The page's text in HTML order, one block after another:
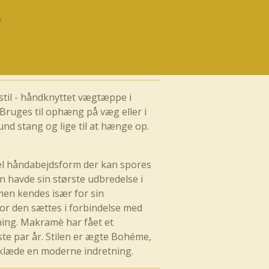
- håndknyttet vægtæppe i
til ophæng på væg eller i
stang og lige til at hænge op.
håndabejdsform der kan spores
havde sin største udbredelse i
kendes især for sin
den sættes i forbindelse med
Makramè har fået et
par år. Stilen er ægte Bohéme,
en moderne indretning.